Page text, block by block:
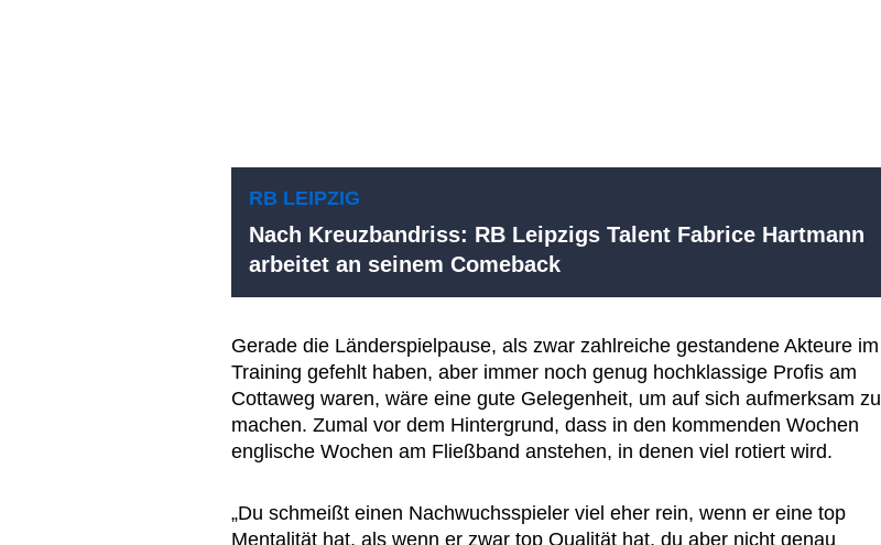
RB LEIPZIG
Nach Kreuzbandriss: RB Leipzigs Talent Fabrice Hartmann
arbeitet an seinem Comeback
Gerade die Länderspielpause, als zwar zahlreiche gestandene Akteure im
Training gefehlt haben, aber immer noch genug hochklassige Profis am
Cottaweg waren, wäre eine gute Gelegenheit, um auf sich aufmerksam zu
machen. Zumal vor dem Hintergrund, dass in den kommenden Wochen
englische Wochen am Fließband anstehen, in denen viel rotiert wird.
„Du schmeißt einen Nachwuchsspieler viel eher rein, wenn er eine top
Mentalität hat, als wenn er zwar top Qualität hat, du aber nicht genau